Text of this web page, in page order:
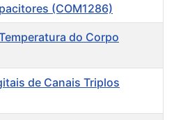
(COM1286)
do Corpo
de Canais Triplos